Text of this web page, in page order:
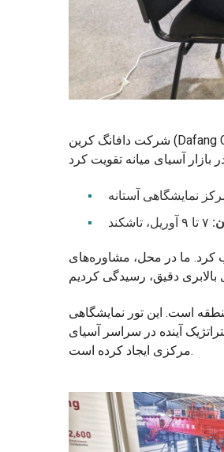
شرکت دافانگ کرین (Dafang Crane) اخیراً با نمایش طیف گسترده‌ای از تجهیزات جرثقیل سقفی و دروازه‌ای با عملکرد بالا و راهکارهای
کرد. ما در محل، مشاوره‌های
است. این تور نمایشگاهی
آینده در سراسر آسیای
مرکزی ایجاد کرده است.